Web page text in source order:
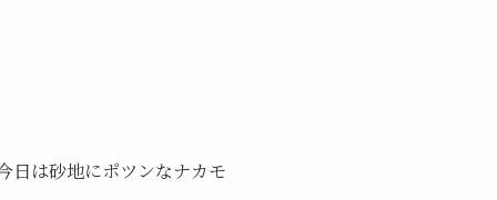
日は砂地にポツンなナカモ